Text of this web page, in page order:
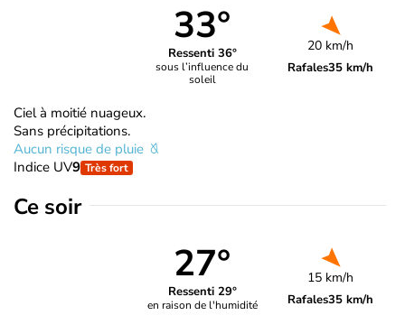
33°
Ressenti 36°
sous l’influence du
soleil
20 km/h
Rafales35 km/h
Ciel à moitié nuageux.
Sans précipitations.
Aucun risque de pluie
Indice UV9 Très fort
Ce soir
27°
Ressenti 29°
en raison de l'humidité
15 km/h
Rafales35 km/h